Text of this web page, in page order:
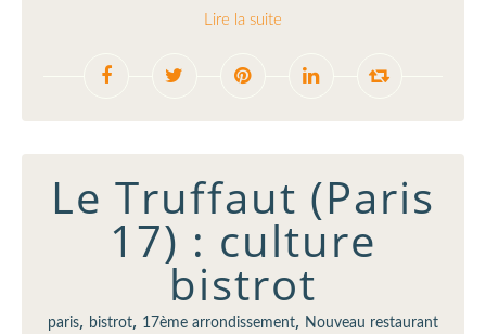
Lire la suite
Le Truffaut (Paris
17) : culture
bistrot
paris, bistrot, 17ème arrondissement, Nouveau restaurant